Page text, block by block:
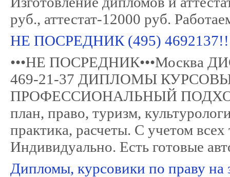
руб., аттестат-12000 руб.
НЕ ПОСРЕДНИК (495)
•••НЕ
469-21-37 ДИПЛОМЫ
ПРОФЕССИОНАЛЬНЫЙ ПОДХОД-
план, право, туризм,
практика, расчеты. C учетом
Индивидуально. Есть готовые
Дипломы, курсовики по праву на